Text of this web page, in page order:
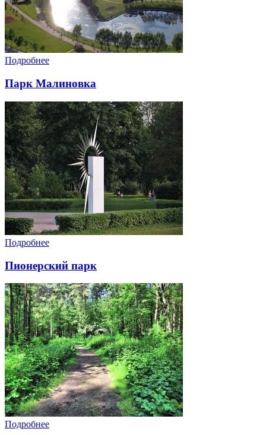
Подробнее
Парк Малиновка
Подробнее
Пионерский парк
Подробнее